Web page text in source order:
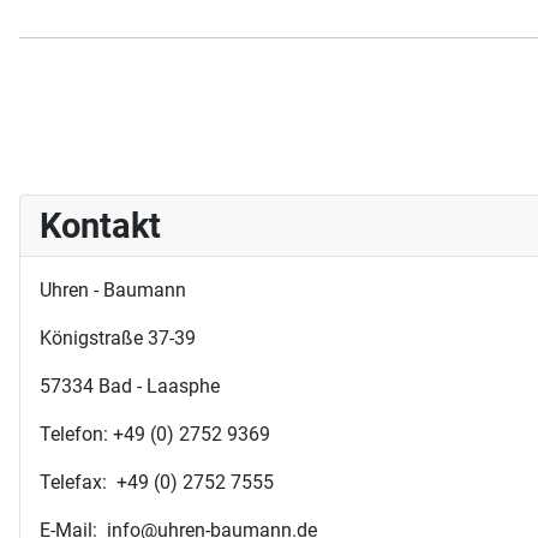
Kontakt
Uhren - Baumann
Königstraße 37-39
57334 Bad - Laasphe
Telefon: +49 (0) 2752 9369
Telefax: +49 (0) 2752 7555
E-Mail: info@uhren-baumann.de